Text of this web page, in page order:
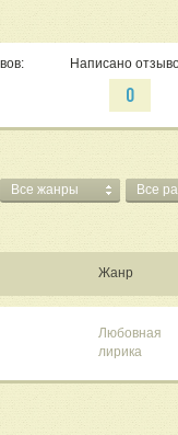
Написано
0
Все жанры Все
Жанр
Любовная
лирика